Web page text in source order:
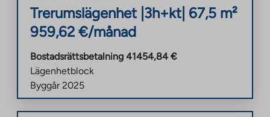
Trerumslägenhet| 3h+kt| 67,5 m²
959,62 €/månad
Bostadsrättsbetalning 41454,84 €
Lägenhetblock
Byggår 2025